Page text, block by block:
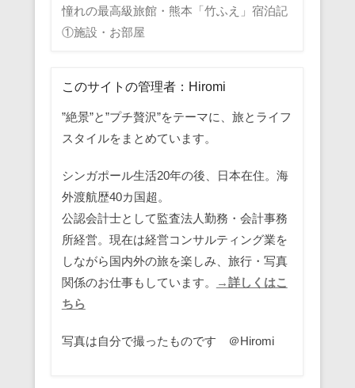
憧れの最高級旅館・熊本「竹ふえ」宿泊記
①施設・お部屋
このサイトの管理者：Hiromi
”絶景”と”プチ贅沢”をテーマに、旅とライフ
スタイルをまとめています。
シンガポール生活20年の後、日本在住。海
外渡航歴40カ国超。
公認会計士として監査法人勤務・会計事務
所経営。現在は経営コンサルティング業を
しながら国内外の旅を楽しみ、旅行・写真
関係のお仕事もしています。
→詳しくはこ
ちら
写真は自分で撮ったものです ＠Hiromi